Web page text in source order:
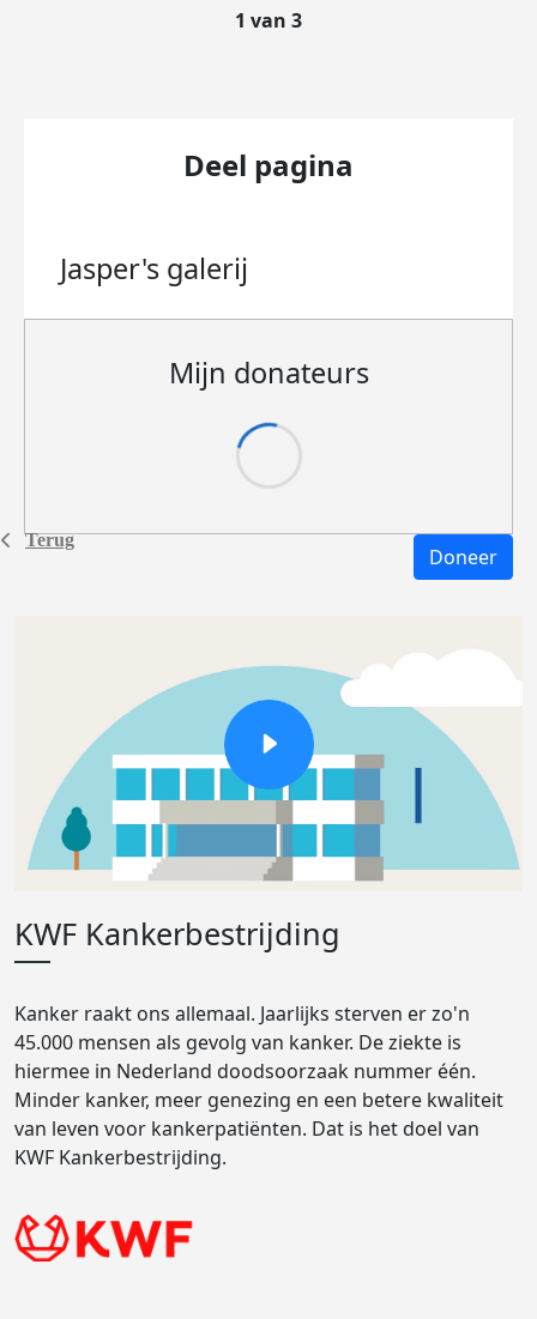
Terug
1 van 3
Deel pagina
Jasper's galerij
Mijn donateurs
Doneer
KWF Kankerbestrijding
Kanker raakt ons allemaal. Jaarlijks sterven er zo'n
45.000 mensen als gevolg van kanker. De ziekte is
hiermee in Nederland doodsoorzaak nummer één.
Minder kanker, meer genezing en een betere kwaliteit
van leven voor kankerpatiënten. Dat is het doel van
KWF Kankerbestrijding.